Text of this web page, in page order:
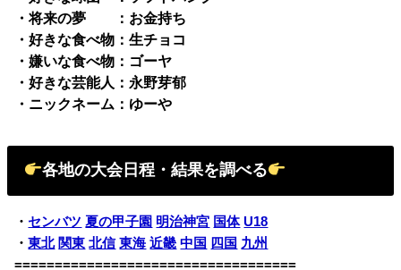
・将来の夢 ：お金持ち
・好きな食べ物：生チョコ
・嫌いな食べ物：ゴーヤ
・好きな芸能人：永野芽郁
・ニックネーム：ゆーや
各地の大会日程・結果を調べる
・ センバツ 夏の甲子園 明治神宮 国体 U18
・東北 関東 北信 東海 近畿 中国 四国 九州
===================================